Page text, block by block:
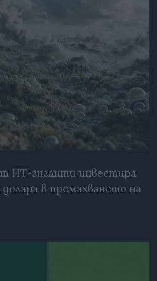
ИТ-гиганти инвестира
в премахването на